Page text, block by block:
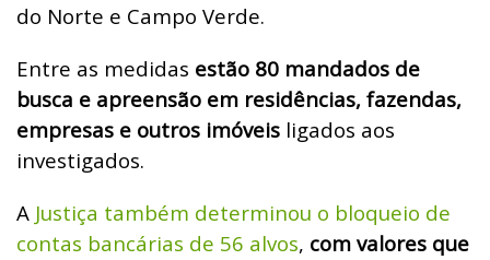
do Norte e Campo Verde.
Entre as medidas estão 80 mandados de
busca e apreensão em residências, fazendas,
empresas e outros imóveis ligados aos
investigados.
A Justiça também determinou o bloqueio de
contas bancárias de 56 alvos, com valores que